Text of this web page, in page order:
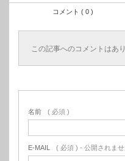
コメント ( 0 )
この記事へのコメントはあり
名前 ( 必須 )
E-MAIL ( 必須 ) - 公開されま